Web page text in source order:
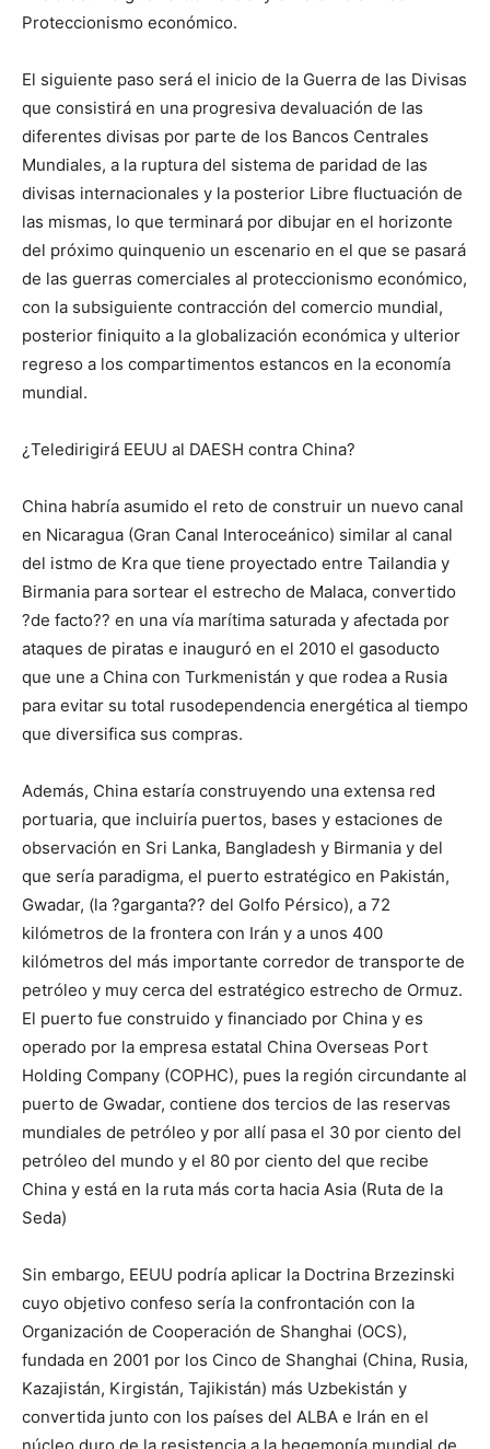
Proteccionismo económico.
El siguiente paso será el inicio de la Guerra de las Divisas
que consistirá en una progresiva devaluación de las
diferentes divisas por parte de los Bancos Centrales
Mundiales, a la ruptura del sistema de paridad de las
divisas internacionales y la posterior Libre fluctuación de
las mismas, lo que terminará por dibujar en el horizonte
del próximo quinquenio un escenario en el que se pasará
de las guerras comerciales al proteccionismo económico,
con la subsiguiente contracción del comercio mundial,
posterior finiquito a la globalización económica y ulterior
regreso a los compartimentos estancos en la economía
mundial.
¿Teledirigirá EEUU al DAESH contra China?
China habría asumido el reto de construir un nuevo canal
en Nicaragua (Gran Canal Interoceánico) similar al canal
del istmo de Kra que tiene proyectado entre Tailandia y
Birmania para sortear el estrecho de Malaca, convertido
?de facto?? en una vía marítima saturada y afectada por
ataques de piratas e inauguró en el 2010 el gasoducto
que une a China con Turkmenistán y que rodea a Rusia
para evitar su total rusodependencia energética al tiempo
que diversifica sus compras.
Además, China estaría construyendo una extensa red
portuaria, que incluiría puertos, bases y estaciones de
observación en Sri Lanka, Bangladesh y Birmania y del
que sería paradigma, el puerto estratégico en Pakistán,
Gwadar, (la ?garganta?? del Golfo Pérsico), a 72
kilómetros de la frontera con Irán y a unos 400
kilómetros del más importante corredor de transporte de
petróleo y muy cerca del estratégico estrecho de Ormuz.
El puerto fue construido y financiado por China y es
operado por la empresa estatal China Overseas Port
Holding Company (COPHC), pues la región circundante al
puerto de Gwadar, contiene dos tercios de las reservas
mundiales de petróleo y por allí pasa el 30 por ciento del
petróleo del mundo y el 80 por ciento del que recibe
China y está en la ruta más corta hacia Asia (Ruta de la
Seda)
Sin embargo, EEUU podría aplicar la Doctrina Brzezinski
cuyo objetivo confeso sería la confrontación con la
Organización de Cooperación de Shanghai (OCS),
fundada en 2001 por los Cinco de Shanghai (China, Rusia,
Kazajistán, Kirgistán, Tajikistán) más Uzbekistán y
convertida junto con los países del ALBA e Irán en el